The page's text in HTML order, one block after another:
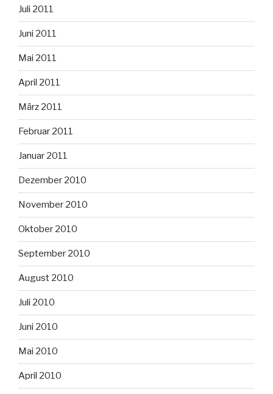
Juli 2011
Juni 2011
Mai 2011
April 2011
März 2011
Februar 2011
Januar 2011
Dezember 2010
November 2010
Oktober 2010
September 2010
August 2010
Juli 2010
Juni 2010
Mai 2010
April 2010